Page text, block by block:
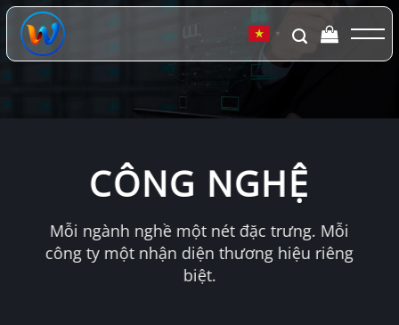
Chuyển
đến
dung
▼
CÔNG NGHỆ
Mỗi ngành nghề một nét đặc trưng. Mỗi
công ty một nhận diện thương hiệu riêng
biệt.